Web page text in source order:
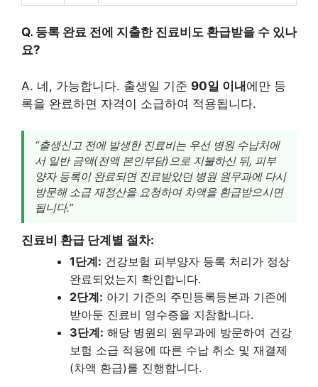
Q. 등록 완료 전에 지출한 진료비도 환급받을 수 있나
요?
A. 네, 가능합니다. 출생일 기준 90일 이내에만 등
록을 완료하면 자격이 소급하여 적용됩니다.
“출생신고 전에 발생한 진료비는 우선 병원 수납처에
서 일반 금액(전액 본인부담)으로 지불하신 뒤, 피부
양자 등록이 완료되면 진료받았던 병원 원무과에 다시
방문해 소급 재정산을 요청하여 차액을 환급받으시면
됩니다.”
진료비 환급 단계별 절차:
1단계: 건강보험 피부양자 등록 처리가 정상
완료되었는지 확인합니다.
2단계: 아기 기준의 주민등록등본과 기존에
받아둔 진료비 영수증을 지참합니다.
3단계: 해당 병원의 원무과에 방문하여 건강
보험 소급 적용에 따른 수납 취소 및 재결제
(차액 환급)를 진행합니다.